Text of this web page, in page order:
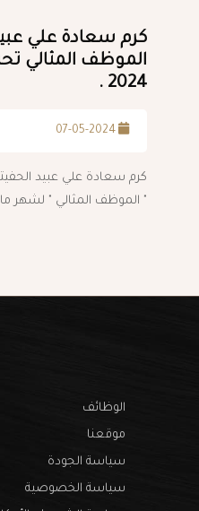
كرم سعادة علي
الموظف المثالي
2024 .
كرم سعادة علي عبيد
" الموظف المثالي " لشهر مارس
الوظائف
موقعنا
سياسة الجودة
سياسة الخصوصية